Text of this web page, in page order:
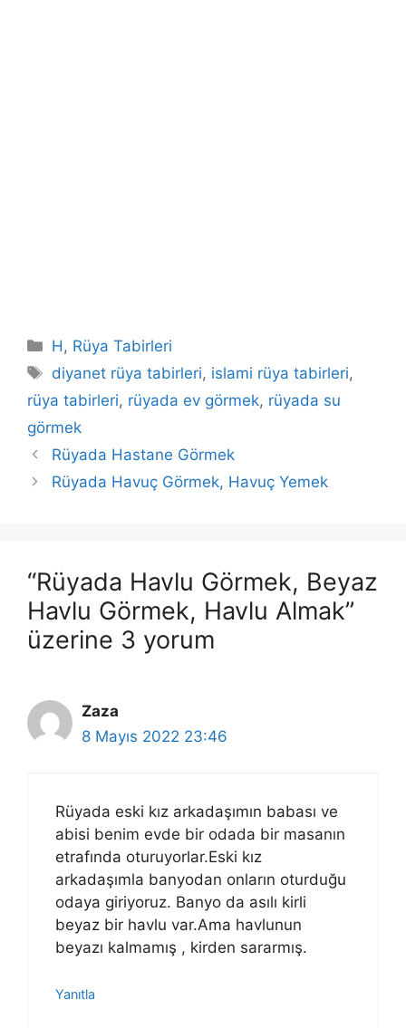
Kategoriler
H , Rüya Tabirleri
Etiketler
diyanet rüya tabirleri, islami rüya tabirleri,
rüya tabirleri, rüyada ev görmek, rüyada su
görmek
Rüyada Hastane Görmek
Rüyada Havuç Görmek, Havuç Yemek
“Rüyada Havlu Görmek, Beyaz
Havlu Görmek, Havlu Almak”
üzerine 3 yorum
Zaza
8 Mayıs 2022 23:46
Rüyada eski kız arkadaşımın babası ve
abisi benim evde bir odada bir masanın
etrafında oturuyorlar.Eski kız
arkadaşımla banyodan onların oturduğu
odaya giriyoruz. Banyo da asılı kirli
beyaz bir havlu var.Ama havlunun
beyazı kalmamış , kirden sararmış.
Yanıtla